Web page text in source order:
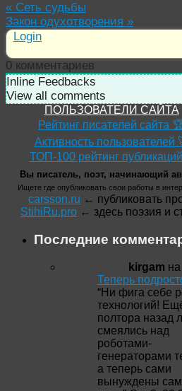
« Сеть судьбы
Закон одухотворения »
Login
0 комментариев
Inline Feedbacks
View all comments
ПОЛЬЗОВАТЕЛИ САЙТА
Рейтинг писателей сайта
Активность пользователей
ТОП-100 рейтинг публикаций
Вы писатель, поэт, начинающий
Ищете где опубликовать свои работы в
carsson.ru ← публиковать
StihiRu.pro ← здесь поэзия и
Последние
kirgam на
Теперь
“Ни фига себе
технологий!
полтора назад
смеялись над
роботами-
генераторами
а теперь сами
вынуждены